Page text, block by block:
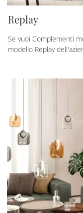
Replay
Se vuoi Complementi
modello Replay